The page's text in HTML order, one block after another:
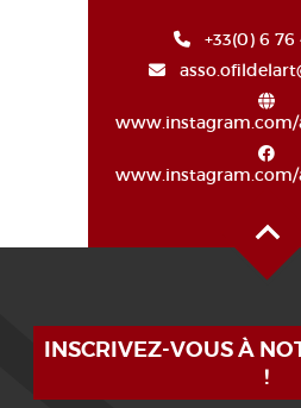
+33(0) 6 76
INSCRIVEZ-VOUS À
!